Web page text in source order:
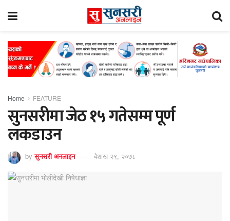
Home FEATURE
सुनसरीमा जेठ १५ गतेसम्म पूर्ण
लकडाउन
by सुनसरी अनलाइन बैशाख २९, २०७८